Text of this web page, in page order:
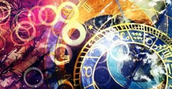
Politica de Cookies
Disclaimer
Contact